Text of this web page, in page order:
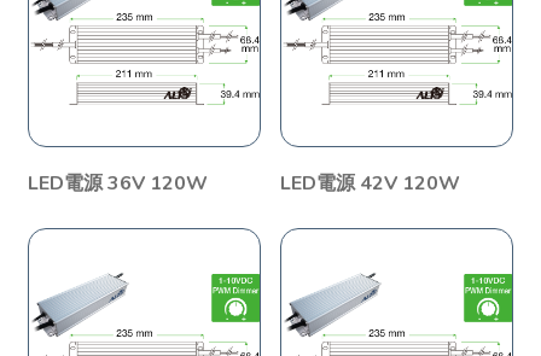
LED電源 36V 120W LED電源 42V 120W